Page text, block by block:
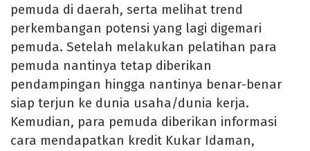
pemuda di daerah, serta melihat trend
perkembangan potensi yang lagi digemari
pemuda. Setelah melakukan pelatihan para
pemuda nantinya tetap diberikan
pendampingan hingga nantinya benar-benar
siap terjun ke dunia usaha/dunia kerja.
Kemudian, para pemuda diberikan informasi
cara mendapatkan kredit Kukar Idaman,